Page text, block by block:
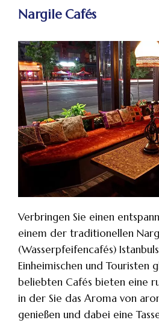
Nargile Cafés
Verbringen Sie einen
einem der traditionellen
(Wasserpfeifencafés)
Einheimischen und Touristen
beliebten Cafés bieten eine
in der Sie das Aroma von
genießen und dabei eine